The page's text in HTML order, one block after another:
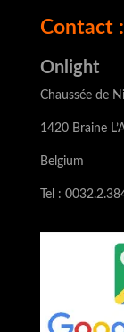
Contact :
Onlight
Chaussée de
1420 Braine
Belgium
Tel :